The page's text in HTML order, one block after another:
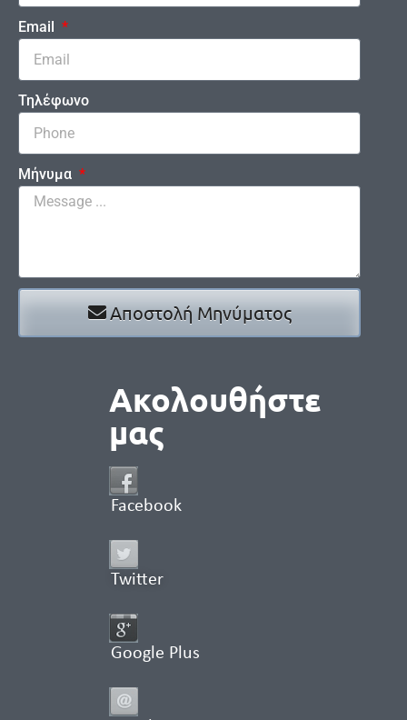
Email
Τηλέφωνο
Μήνυμα
Αποστολή Μηνύματος
Ακολουθήστε
μας
Facebook
Twitter
Google Plus